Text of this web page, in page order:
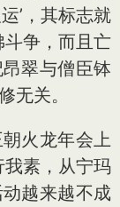
’，其标志就
斗争，而且亡
翠与僧臣钵
无关。
火龙年会上
我素，从宁玛
越来越不成